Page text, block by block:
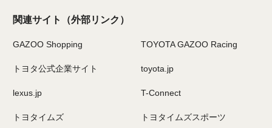
関連サイト （外部リンク）
GAZOO Shopping TOYOTA GAZOO Racing
トヨタ公式企業サイト toyota.jp
lexus.jp T-Connect
トヨタイムズ トヨタイムズスポーツ